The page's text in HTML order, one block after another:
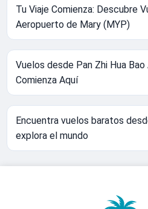
Tu Viaje Comienza: Descubre
Aeropuerto de Mary (MYP)
Vuelos desde Pan Zhi Hua Bao
Comienza Aquí
Encuentra vuelos baratos
explora el mundo